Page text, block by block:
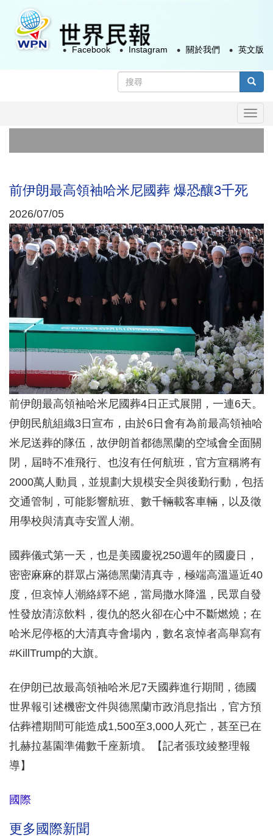
容
搜
尋
Facebook Instagram 關於我們 英文版
前伊朗最高領袖哈米尼國葬 爆恐釀3千死
2026/07/05
前伊朗最高領袖哈米尼國葬4日正式展開，一連6天。
伊朗民航組織3日宣布，由於6日會有為前最高領袖哈
米尼送葬的隊伍，故伊朗首都德黑蘭的空域會全面關
閉，屆時不准飛行、也沒有任何航班，官方宣稱將有
2000萬人動員，並規劃大規模安全與後勤行動，包括
交通管制，可能影響航班、數千輛載客車輛，以及徵
用學校與清真寺安置人潮。
國葬儀式第一天，也是美國慶祝250週年的國慶日，
密密麻麻的群眾占滿德黑蘭清真寺，極端高溫逼近40
度，但哀悼人潮絡繹不絕，當局撒水降溫，民眾自發
性發放清涼飲料，復仇的怒火卻在心中不斷燃燒；在
哈米尼停柩的大清真寺會場內，數名哀悼者高舉寫有
#KillTrump的大旗。
在伊朗已故最高領袖哈米尼7天國葬進行期間，德國
世界報引述機密文件與德黑蘭市政消息指出，官方預
估葬禮期間可能造成1,500至3,000人死亡，甚至已在
扎赫拉墓園準備數千座新墳。【記者張玟綾整理報
導】
國際
更多國際新聞